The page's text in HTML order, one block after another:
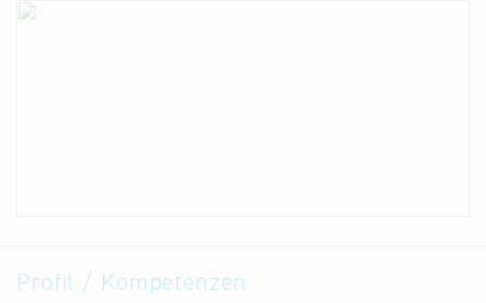
Profil / Kompetenzen